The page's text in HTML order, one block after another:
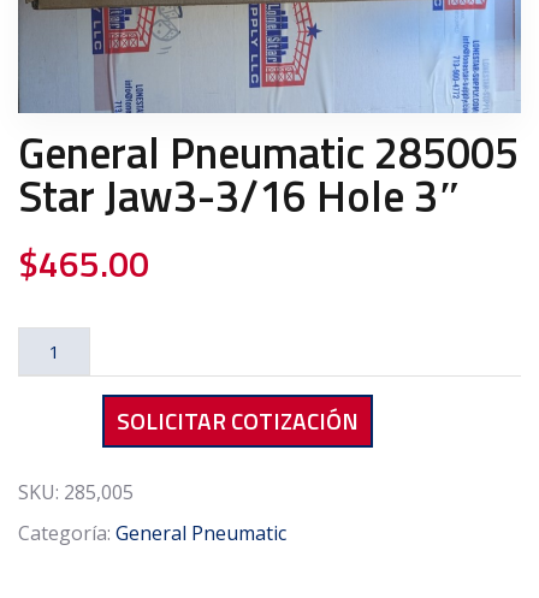
General Pneumatic 285005
Star Jaw3-3/16 Hole 3″
$465.00
General
Pneumatic
3/16
3"
SOLICITAR COTIZACIÓN
SKU: 285,005
Categoría: General Pneumatic